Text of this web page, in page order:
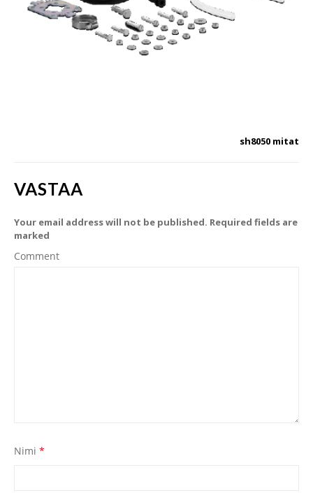
sh8050 mitat
VASTAA
Your email address will not be published. Required fields are
marked
Comment
Nimi *